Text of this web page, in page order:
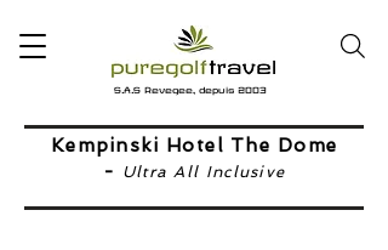
S.A.S Revegee, depuis 2003
Kempinski Hotel The Dome
- Ultra All Inclusive